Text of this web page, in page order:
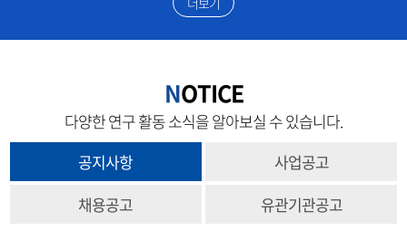
NOTICE
다양한 연구 활동 소식을 알아보실 수 있습니다.
공지사항
사업공고
채용공고
유관기관공고